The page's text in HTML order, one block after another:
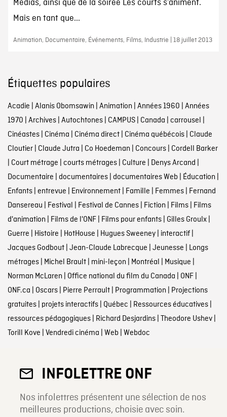
Médias, ainsi que de la soirée Les courts s’animent.
Mais en tant que...
Animation, Documentaire, Événements, Films, Industrie | 18 juillet 2013
Étiquettes populaires
Acadie | Alanis Obomsawin | Animation | Années 1960 | Années
1970 | Archives| Autochtones| CAMPUS| Canada | carrousel |
Cinéastes| Cinéma | Cinéma direct| Cinéma québécois| Claude
Cloutier| Claude Jutra | Co Hoedeman | Concours| Cordell Barker
| Court métrage | courts métrages| Culture | Denys Arcand |
Documentaire | documentaires| documentaires Web | Éducation |
Enfants| entrevue | Environnement| Famille | Femmes| Fernand
Dansereau | Festival | Festival de Cannes| Fiction | Films| Films
d'animation | Films de l'ONF| Films pour enfants| Gilles Groulx|
Guerre | Histoire | HotHouse | Hugues Sweeney| interactif|
Jacques Godbout| Jean-Claude Labrecque | Jeunesse | Longs
métrages| Michel Brault| mini-leçon | Montréal | Musique |
Norman McLaren | Office national du film du Canada | ONF|
ONF.ca | Oscars| Pierre Perrault| Programmation | Projections
gratuites| projets interactifs| Québec | Ressources éducatives|
ressources pédagogiques| Richard Desjardins| Theodore Ushev|
Torill Kove | Vendredi cinéma | Web | Webdoc
INFOLETTRE ONF
Nos infolettres présentent une sélection de nos
meilleures productions, choisie avec soin.